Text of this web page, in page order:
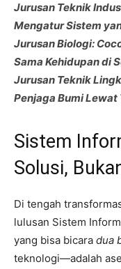
Jurusan Teknik
Mengatur Sistem
Jurusan Biologi:
Sama Kehidupan di
Jurusan Teknik
Penjaga Bumi Lewat
Sistem
Solusi,
Di tengah
lulusan Sistem
yang bisa bicara dua
teknologi—adalah